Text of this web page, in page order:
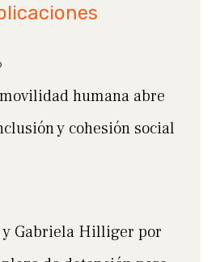
humana abre
y cohesión social
y Gabriela Hilliger por